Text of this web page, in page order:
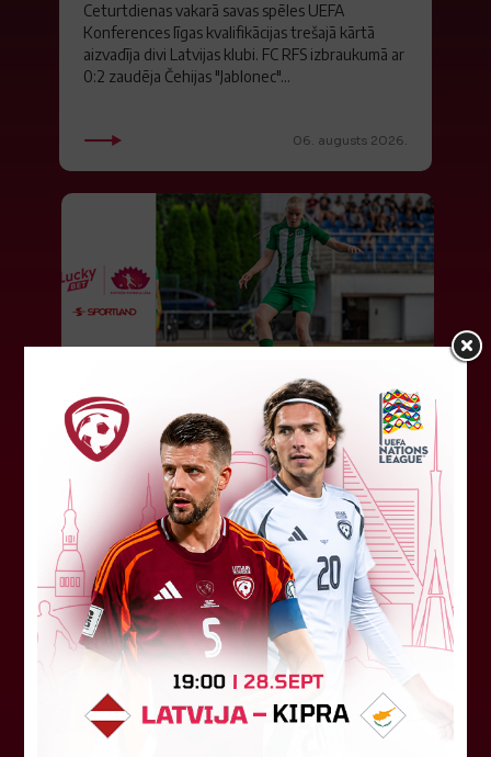
Ceturtdienas vakarā savas spēles UEFA
Konferences līgas kvalifikācijas trešajā kārtā
aizvadīja divi Latvijas klubi. FC RFS izbraukumā ar
0:2 zaudēja Čehijas "Jablonec"...
06. augusts 2026.
Jūlijā par labāko "LuckyBet" SFL
atzīta Keita Zviedre
Par "LuckyBet" Sieviešu futbola līgas jūnija
labāko spēlētāju atzīta FS "Metta" spēlētāja
Keita Zviedre. Uzvarētāja tika noskaidrota
balsojumā, kurā tika apkopotas...
06. augusts 2026.